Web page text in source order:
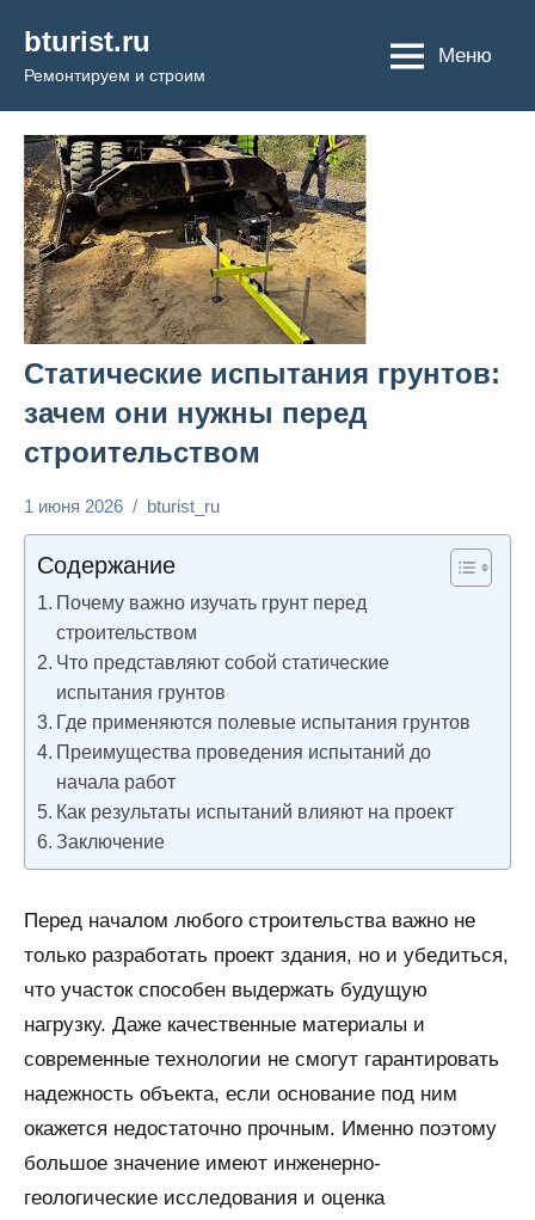
содержимому
bturist.ru
Ремонтируем и строим
Меню
Статические испытания грунтов:
зачем они нужны перед
строительством
ремонтируем
1 июня 2026 bturist_ru
комментариев
Содержание
Почему важно изучать грунт перед
строительством
Что представляют собой статические
испытания грунтов
Где применяются полевые испытания грунтов
Преимущества проведения испытаний до
начала работ
Как результаты испытаний влияют на проект
Заключение
Перед началом любого строительства важно не
только разработать проект здания, но и убедиться,
что участок способен выдержать будущую
нагрузку. Даже качественные материалы и
современные технологии не смогут гарантировать
надежность объекта, если основание под ним
окажется недостаточно прочным. Именно поэтому
большое значение имеют инженерно-
геологические исследования и оценка